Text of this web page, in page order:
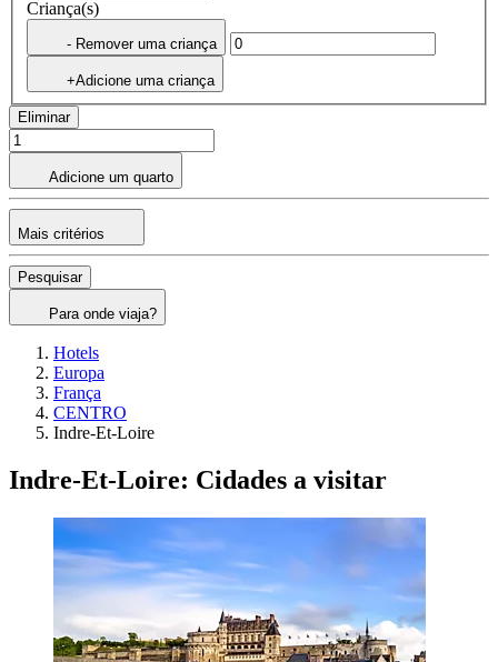
Criança(s)
- Remover uma criança
+Adicione uma criança
Eliminar
Adicione um quarto
Mais critérios
Pesquisar
Para onde viaja?
Hotels
Europa
França
CENTRO
Indre-Et-Loire
Indre-Et-Loire: Cidades a visitar